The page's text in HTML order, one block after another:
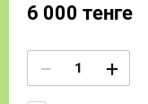
6 000 тенге
− +